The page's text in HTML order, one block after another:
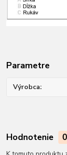
Parametre
Výrobca
Hodnotenie 0